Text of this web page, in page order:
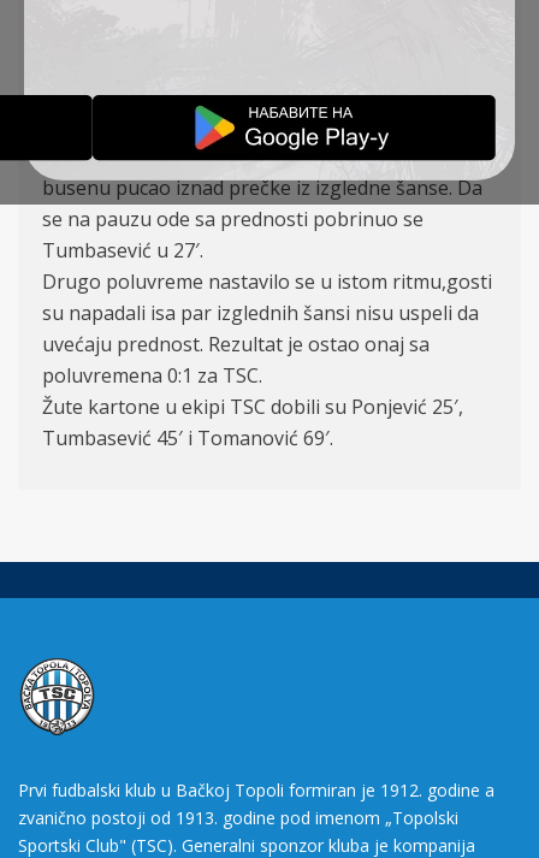
ekipu TSC na svom stadionu. Gosti su od samog
starta oštro krenuli i puka sreća je već u 5. minutu
pogledala ekipu Mačve, kada je Zec zahvaljujući
busenu pucao iznad prečke iz izgledne šanse. Da
se na pauzu ode sa prednosti pobrinuo se
Tumbasević u 27′.
Drugo poluvreme nastavilo se u istom ritmu,gosti
su napadali isa par izglednih šansi nisu uspeli da
uvećaju prednost. Rezultat je ostao onaj sa
poluvremena 0:1 za TSC.
Žute kartone u ekipi TSC dobili su Ponjević 25′,
Tumbasević 45′ i Tomanović 69′.
Prvi fudbalski klub u Bačkoj Topoli formiran je 1912. godine a
zvanično postoji od 1913. godine pod imenom „Topolski
Sportski Club" (TSC). Generalni sponzor kluba je kompanija